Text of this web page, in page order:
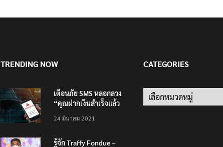
TRENDING NOW
เตือนภัย SMS หลอกลวง
“คุณฝากเงินสำเร็จแล้ว
200,000 บาท”
24 มีนาคม 2021
รู้จัก Traffy Fondue –
CATEGORIES
Categories